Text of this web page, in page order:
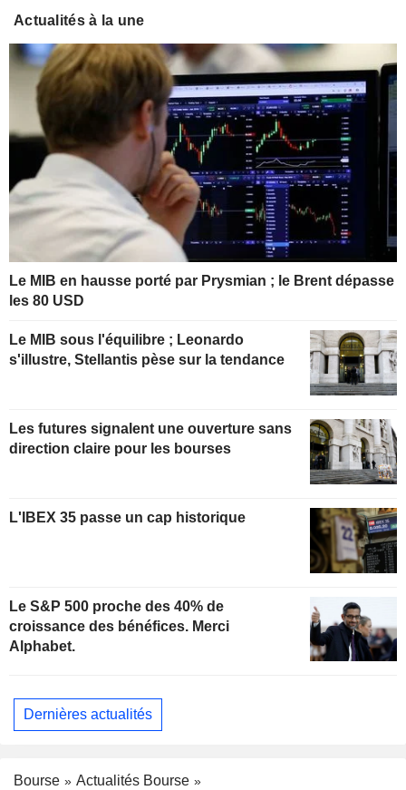
Actualités à la une
Le MIB en hausse porté par Prysmian ; le Brent dépasse
les 80 USD
Le MIB sous l'équilibre ; Leonardo
s'illustre, Stellantis pèse sur la tendance
Les futures signalent une ouverture sans
direction claire pour les bourses
L'IBEX 35 passe un cap historique
Le S&P 500 proche des 40% de
croissance des bénéfices. Merci
Alphabet.
Dernières actualités
Bourse
Actualités Bourse